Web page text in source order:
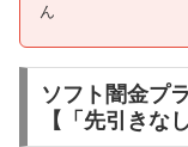
ん
ソフト闇金プ
【「先引きな